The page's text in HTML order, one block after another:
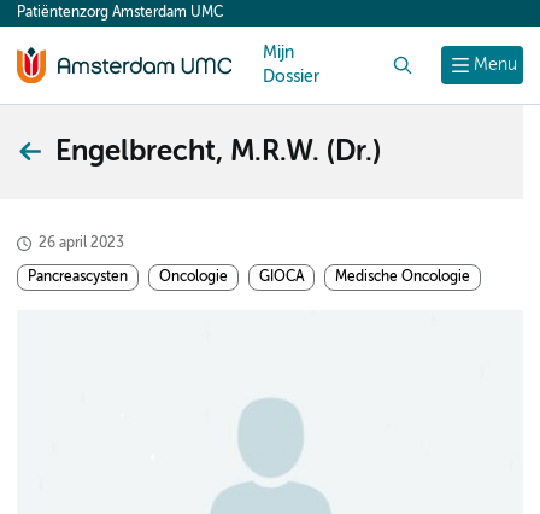
content
Menu
Patiëntenzorg Amsterdam UMC
Mijn
Dossier
Engelbrecht, M.R.W. (Dr.)
26 april 2023
Pancreascysten Oncologie GIOCA Medische Oncologie